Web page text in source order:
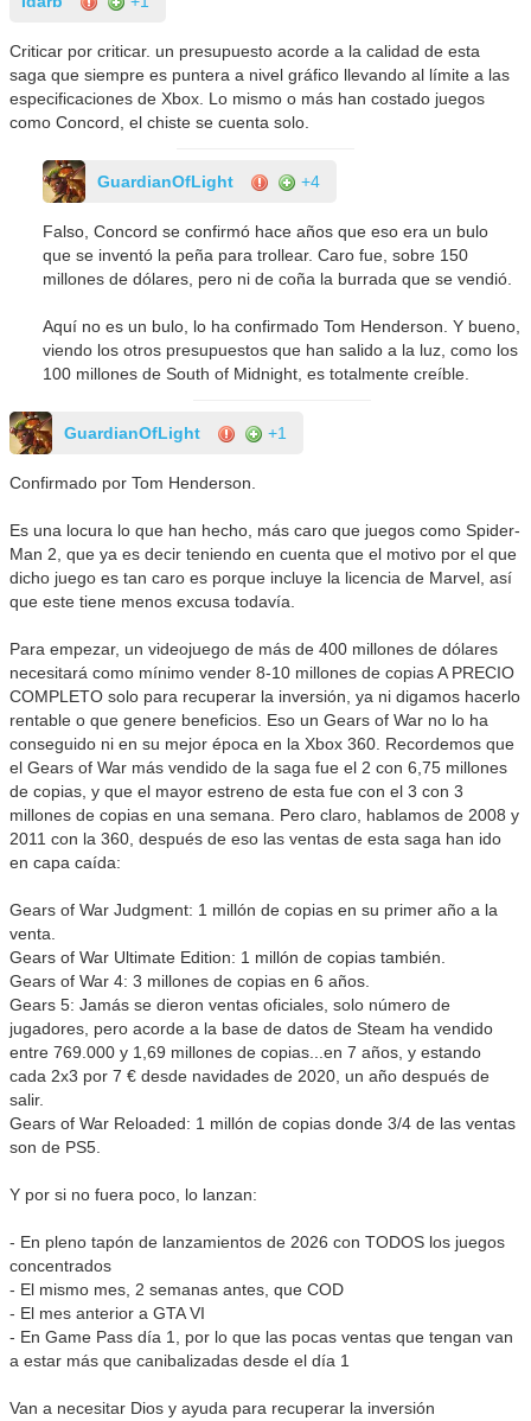
Criticar por criticar. un presupuesto acorde a la calidad de esta
saga que siempre es puntera a nivel gráfico llevando al límite a las
especificaciones de Xbox. Lo mismo o más han costado juegos
como Concord, el chiste se cuenta solo.
GuardianOfLight +4
Falso, Concord se confirmó hace años que eso era un bulo
que se inventó la peña para trollear. Caro fue, sobre 150
millones de dólares, pero ni de coña la burrada que se vendió.
Aquí no es un bulo, lo ha confirmado Tom Henderson. Y bueno,
viendo los otros presupuestos que han salido a la luz, como los
100 millones de South of Midnight, es totalmente creíble.
GuardianOfLight +1
Confirmado por Tom Henderson.
Es una locura lo que han hecho, más caro que juegos como Spider-
Man 2, que ya es decir teniendo en cuenta que el motivo por el que
dicho juego es tan caro es porque incluye la licencia de Marvel, así
que este tiene menos excusa todavía.
Para empezar, un videojuego de más de 400 millones de dólares
necesitará como mínimo vender 8-10 millones de copias A PRECIO
COMPLETO solo para recuperar la inversión, ya ni digamos hacerlo
rentable o que genere beneficios. Eso un Gears of War no lo ha
conseguido ni en su mejor época en la Xbox 360. Recordemos que
el Gears of War más vendido de la saga fue el 2 con 6,75 millones
de copias, y que el mayor estreno de esta fue con el 3 con 3
millones de copias en una semana. Pero claro, hablamos de 2008 y
2011 con la 360, después de eso las ventas de esta saga han ido
en capa caída:
Gears of War Judgment: 1 millón de copias en su primer año a la
venta.
Gears of War Ultimate Edition: 1 millón de copias también.
Gears of War 4: 3 millones de copias en 6 años.
Gears 5: Jamás se dieron ventas oficiales, solo número de
jugadores, pero acorde a la base de datos de Steam ha vendido
entre 769.000 y 1,69 millones de copias...en 7 años, y estando
cada 2x3 por 7 € desde navidades de 2020, un año después de
salir.
Gears of War Reloaded: 1 millón de copias donde 3/4 de las ventas
son de PS5.
Y por si no fuera poco, lo lanzan:
- En pleno tapón de lanzamientos de 2026 con TODOS los juegos
concentrados
- El mismo mes, 2 semanas antes, que COD
- El mes anterior a GTA VI
- En Game Pass día 1, por lo que las pocas ventas que tengan van
a estar más que canibalizadas desde el día 1
Van a necesitar Dios y ayuda para recuperar la inversión